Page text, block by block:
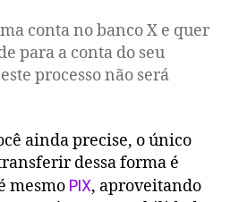
conta no banco X e quer
para a conta do seu
processo não será
ainda precise, o único
dessa forma é
mesmo PIX, aproveitando